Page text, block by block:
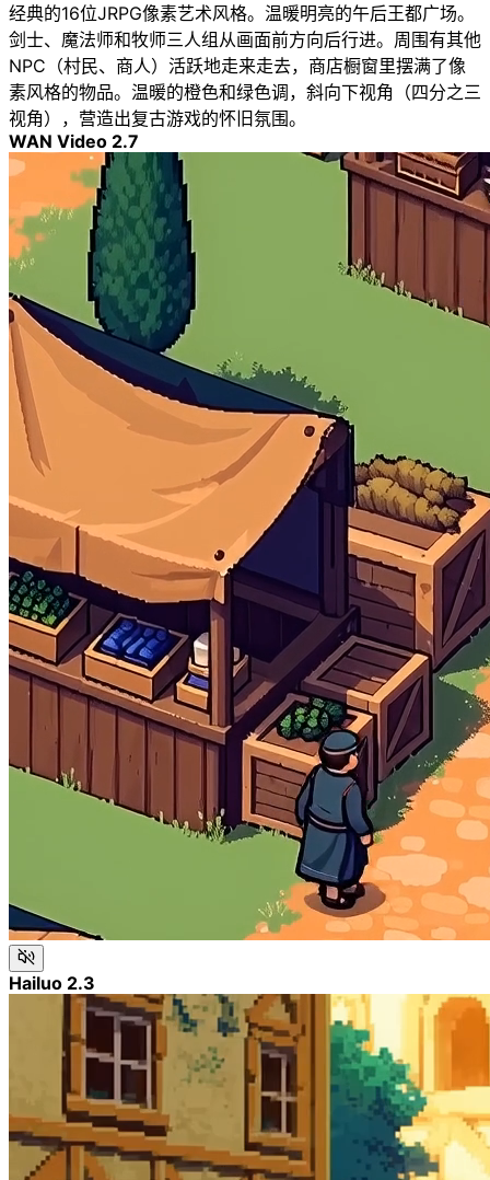
经典的16位JRPG像素艺术风格。温暖明亮的午后王都广场。
剑士、魔法师和牧师三人组从画面前方向后行进。周围有其他
NPC（村民、商人）活跃地走来走去，商店橱窗里摆满了像
素风格的物品。温暖的橙色和绿色调，斜向下视角（四分之三
视角），营造出复古游戏的怀旧氛围。
WAN Video 2.7
Hailuo 2.3